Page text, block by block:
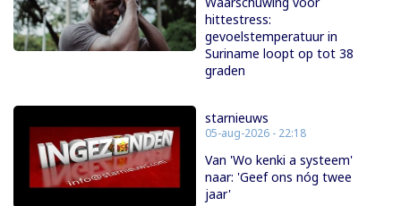
hittestress:
gevoelstemperatuur in
Suriname loopt op tot 38
graden
starnieuws
05-aug-2026 - 22:18
Van 'Wo kenki a systeem'
naar: 'Geef ons nóg twee
jaar'